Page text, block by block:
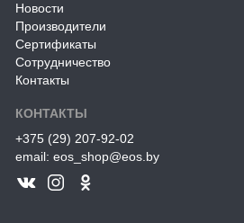
Новости
Производители
Сертификаты
Сотрудничество
Контакты
КОНТАКТЫ
+375 (29) 207-92-02
email: eos_shop@eos.by